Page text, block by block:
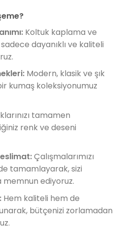
Koltuk kaplama ve
dayanıklı ve kaliteli
Modern, klasik ve şık
kumaş koleksiyonumuz
tamamen
renk ve deseni
Çalışmalarımızı
tamamlayarak, sizi
ediyoruz.
Hem kaliteli hem de
bütçenizi zorlamadan